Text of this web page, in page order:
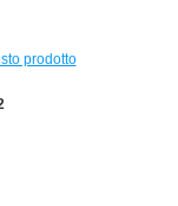
prodotto